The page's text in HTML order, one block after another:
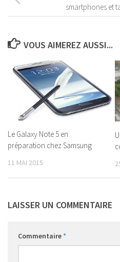
smartphones et
VOUS AIMEREZ AUSSI...
Le Galaxy Note 5 en
préparation chez Samsung
11 MAI 2015
LAISSER UN COMMENTAIRE
Commentaire*